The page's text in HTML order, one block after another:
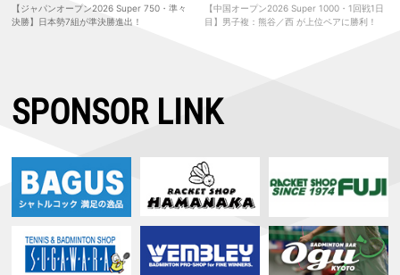
【ジャパンオープン2026 Super 750・準々
決勝】日本勢7組が準決勝進出！
【中国オープン2026 Super 1000・1回戦1日
目】男子複：熊谷／西 が上位ペアに勝利！
SPONSOR LINK